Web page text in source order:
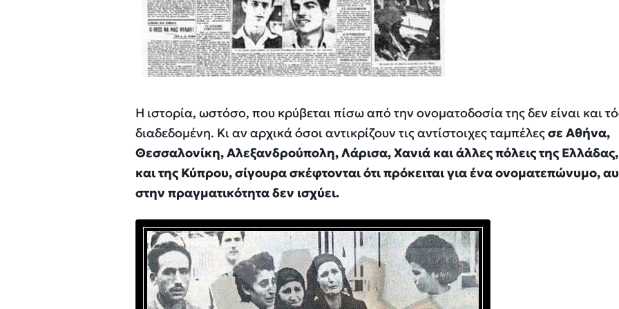
Η ιστορία, ωστόσο, που κρύβεται πίσω από την ονοματοδοσία της δεν είναι και
διαδεδομένη. Κι αν αρχικά όσοι αντικρίζουν τις αντίστοιχες ταμπέλεςσε Αθήνα,
Θεσσαλονίκη, Αλεξανδρούπολη, Λάρισα, Χανιά και άλλες πόλεις της
και της Κύπρου, σίγουρα σκέφτονται ότι πρόκειται για ένα ονοματεπώνυμο,
στην πραγματικότητα δεν ισχύει.